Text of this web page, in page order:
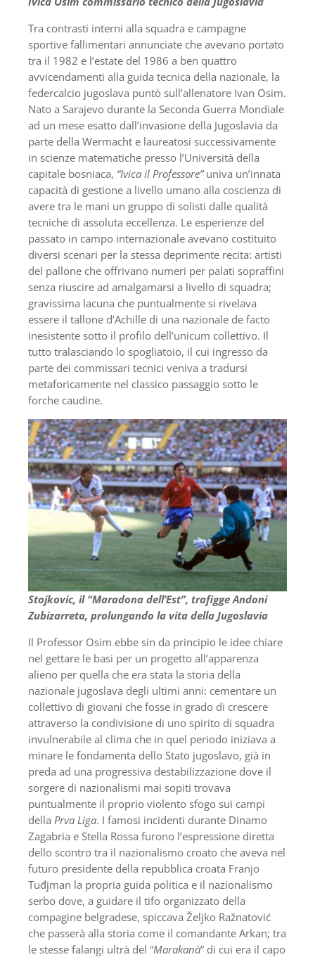
Tra contrasti interni alla squadra e campagne
sportive fallimentari annunciate che avevano portato
tra il 1982 e l’estate del 1986 a ben quattro
avvicendamenti alla guida tecnica della nazionale, la
federcalcio jugoslava puntò sull’allenatore Ivan Osim.
Nato a Sarajevo durante la Seconda Guerra Mondiale
ad un mese esatto dall’invasione della Jugoslavia da
parte della Wermacht e laureatosi successivamente
in scienze matematiche presso l’Università della
capitale bosniaca, “Ivica il Professore”univa un’innata
capacità di gestione a livello umano alla coscienza di
avere tra le mani un gruppo di solisti dalle qualità
tecniche di assoluta eccellenza. Le esperienze del
passato in campo internazionale avevano costituito
diversi scenari per la stessa deprimente recita: artisti
del pallone che offrivano numeri per palati sopraffini
senza riuscire ad amalgamarsi a livello di squadra;
gravissima lacuna che puntualmente si rivelava
essere il tallone d’Achille di una nazionale de facto
inesistente sotto il profilo dell’unicum collettivo. Il
tutto tralasciando lo spogliatoio, il cui ingresso da
parte dei commissari tecnici veniva a tradursi
metaforicamente nel classico passaggio sotto le
forche caudine.
Stojkovic, il “Maradona dell’Est”, trafigge Andoni
Zubizarreta, prolungando la vita della Jugoslavia
Il Professor Osim ebbe sin da principio le idee chiare
nel gettare le basi per un progetto all’apparenza
alieno per quella che era stata la storia della
nazionale jugoslava degli ultimi anni: cementare un
collettivo di giovani che fosse in grado di crescere
attraverso la condivisione di uno spirito di squadra
invulnerabile al clima che in quel periodo iniziava a
minare le fondamenta dello Stato jugoslavo, già in
preda ad una progressiva destabilizzazione dove il
sorgere di nazionalismi mai sopiti trovava
puntualmente il proprio violento sfogo sui campi
della Prva Liga. I famosi incidenti durante Dinamo
Zagabria e Stella Rossa furono l’espressione diretta
dello scontro tra il nazionalismo croato che aveva nel
futuro presidente della repubblica croata Franjo
Tuđjman la propria guida politica e il nazionalismo
serbo dove, a guidare il tifo organizzato della
compagine belgradese, spiccava Željko Ražnatović
che passerà alla storia come il comandante Arkan; tra
le stesse falangi ultrà del “Marakanà” di cui era il capo